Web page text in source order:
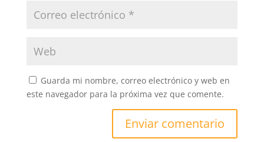
Guarda mi nombre, correo electrónico y web en
este navegador para la próxima vez que comente.